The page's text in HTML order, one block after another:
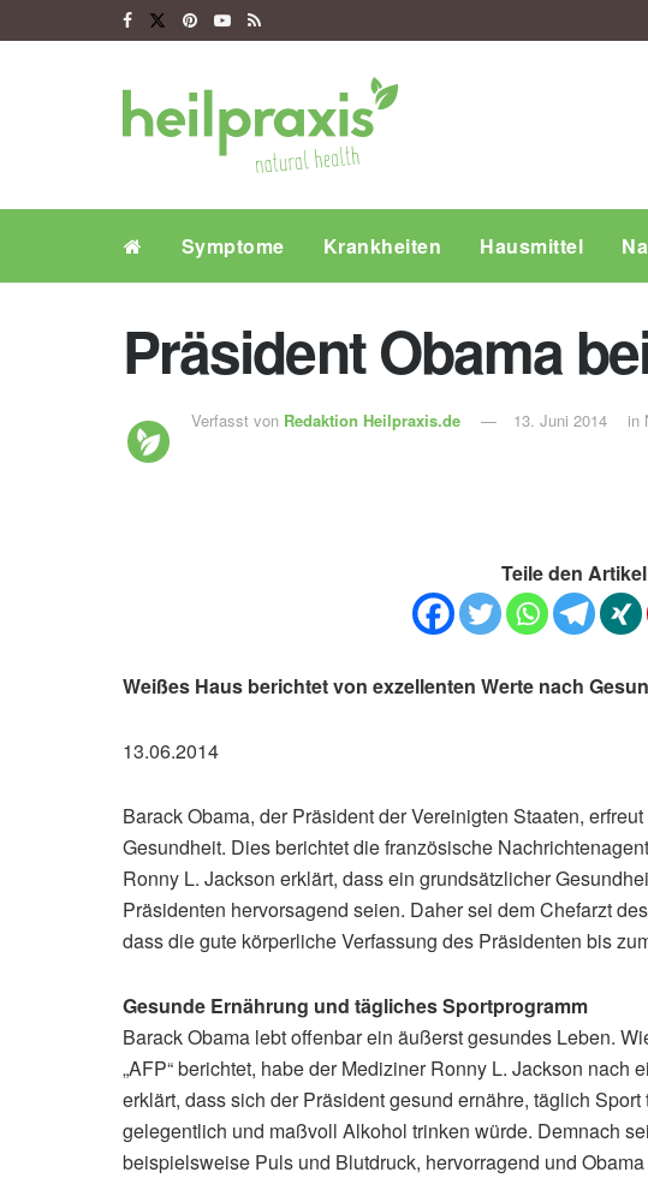
Symptome Krankheiten Hausmittel
Präsident Obama
Verfasst von Redaktion Heilpraxis.de 13. Juni 2014 in
Teile den Artikel
Weißes Haus berichtet von exzellenten Werte nach
13.06.2014
Barack Obama, der Präsident der Vereinigten Staaten,
Gesundheit. Dies berichtet die französische
Ronny L. Jackson erklärt, dass ein grundsätzlicher
Präsidenten hervorsagend seien. Daher sei dem Chefarzt
dass die gute körperliche Verfassung des Präsidenten bis
Gesunde Ernährung und tägliches Sportprogramm
Barack Obama lebt offenbar ein äußerst gesundes Leben.
„AFP“ berichtet, habe der Mediziner Ronny L. Jackson
erklärt, dass sich der Präsident gesund ernähre, täglich
gelegentlich und maßvoll Alkohol trinken würde. Demnach
beispielsweise Puls und Blutdruck, hervorragend und